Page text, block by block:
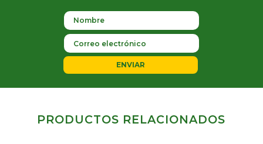
ENVIAR
PRODUCTOS RELACIONADOS